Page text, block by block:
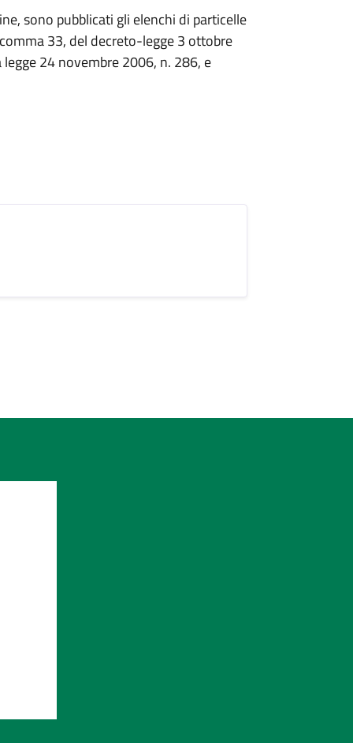
sono pubblicati gli elenchi di particelle
33, del decreto-legge 3 ottobre
24 novembre 2006, n. 286, e